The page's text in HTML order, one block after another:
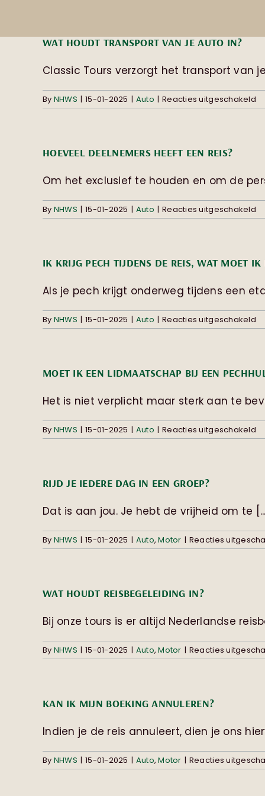
contentWAT HOUDT TRANSPORT VAN JE AUTO IN?
Classic Tours verzorgt het transport van
By NHWS | 15-01-2025 | Auto | Reacties uitgeschakeld
HOEVEEL DEELNEMERS HEEFT EEN REIS?
Om het exclusief te houden en om de
By NHWS | 15-01-2025 | Auto | Reacties uitgeschakeld
IK KRIJG PECH TIJDENS DE REIS, WAT MOET IK
Als je pech krijgt onderweg tijdens een
By NHWS | 15-01-2025 | Auto | Reacties uitgeschakeld
Ik
ik
MOET IK EEN LIDMAATSCHAP BIJ EEN
Het is niet verplicht maar sterk aan te
By NHWS | 15-01-2025 | Auto | Reacties uitgeschakeld
RIJD JE IEDERE DAG IN EEN GROEP?
Dat is aan jou. Je hebt de vrijheid om te [...]
By NHWS | 15-01-2025 | Auto,Motor | Reacties
WAT HOUDT REISBEGELEIDING IN?
Bij onze tours is er altijd Nederlandse
By NHWS | 15-01-2025 | Auto,Motor | Reacties
KAN IK MIJN BOEKING ANNULEREN?
Indien je de reis annuleert, dien je ons
By NHWS | 15-01-2025 | Auto,Motor | Reacties